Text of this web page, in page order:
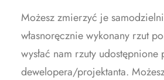
Możesz zmierzyć je
własnoręcznie wykonany rzut
wysłać nam rzuty udostępnione
dewelopera/projektanta.